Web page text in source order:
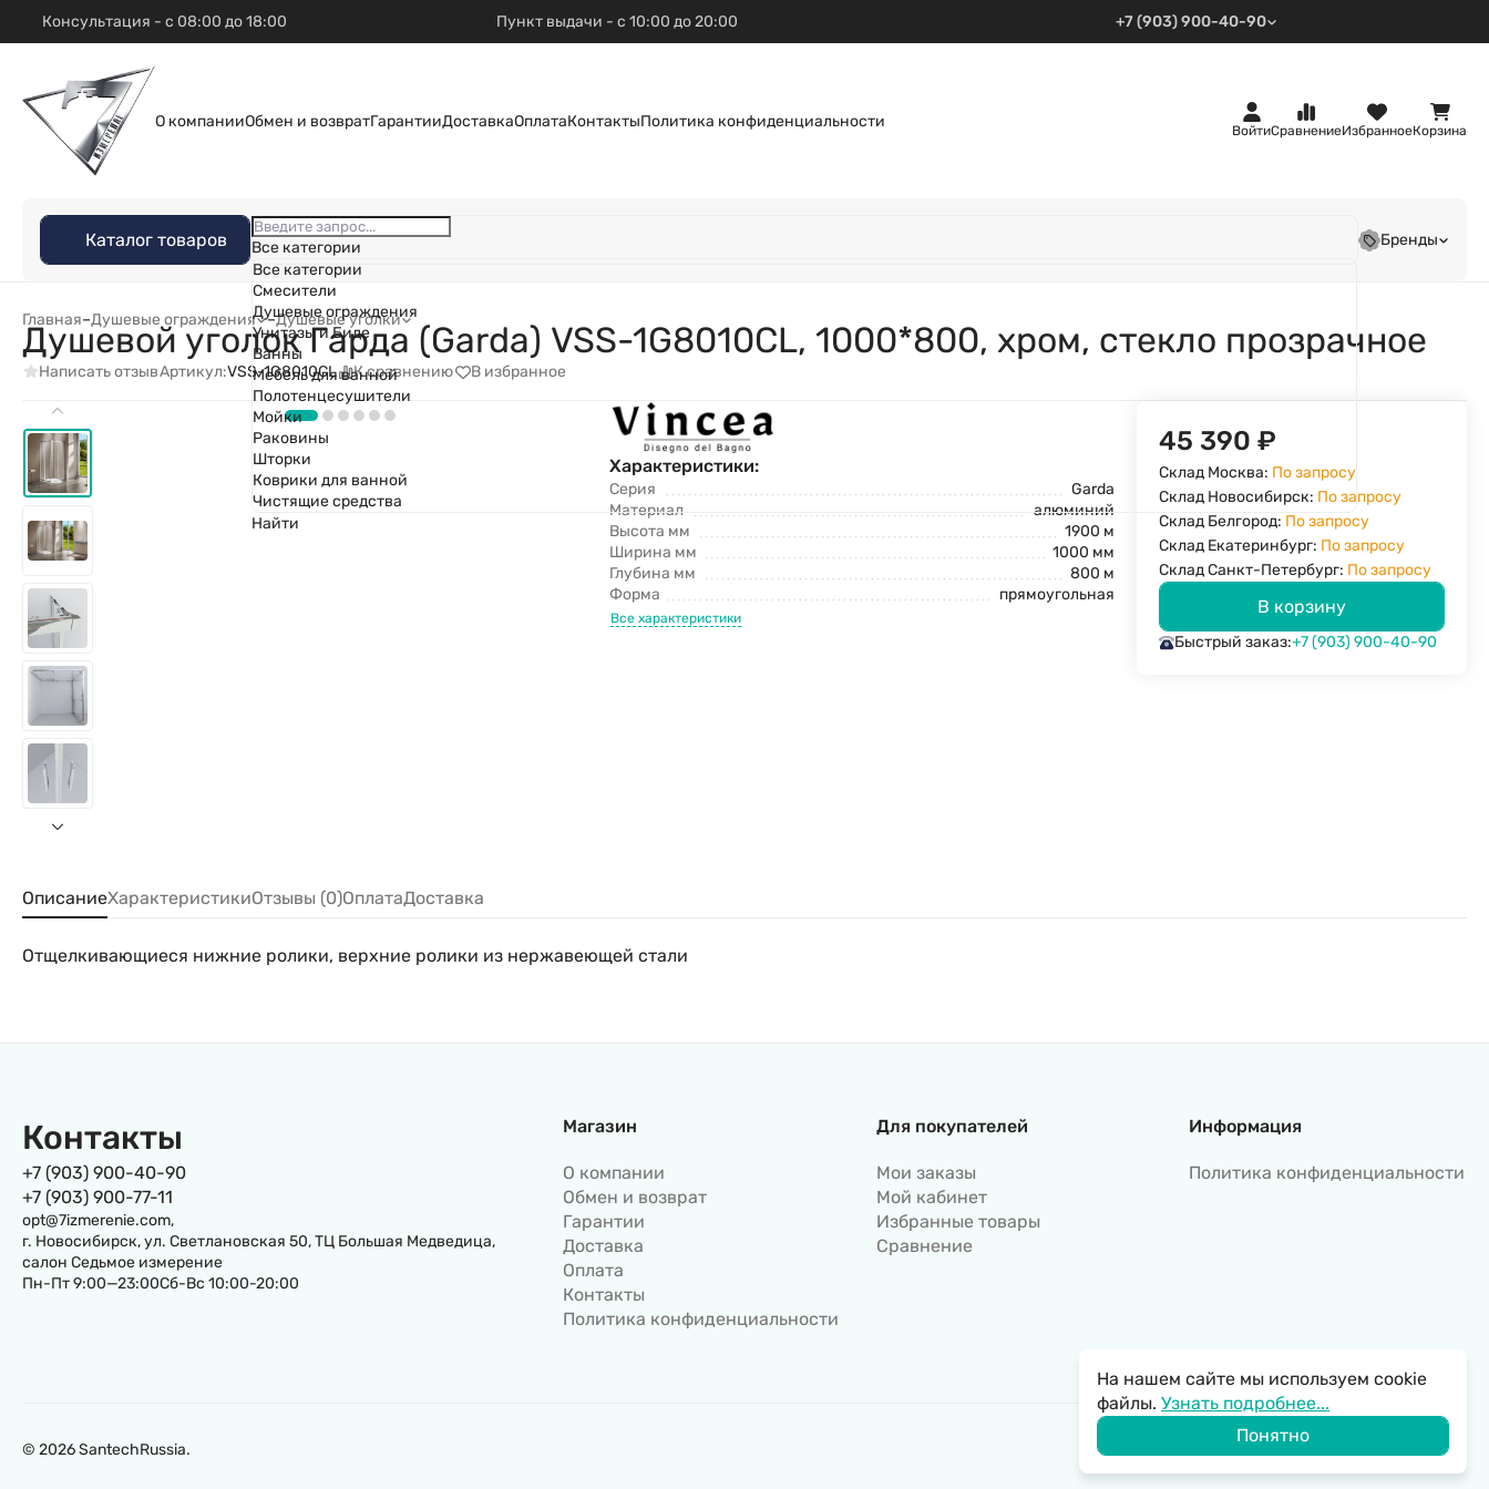
Консультация - с 08:00 до 18:00 Пункт выдачи - с 10:00 до 20:00 +7 (903) 900-40-90
О компанииОбмен и возвратГарантииДоставкаОплатаКонтактыПолитика конфиденциальности
ВойтиСравнениеИзбранноеКорзина
Каталог товаров
Все категории
Все категории
Смесители
Душевые ограждения
Унитазы и Биде
Ванны
Мебель для ванной
Полотенцесушители
Мойки
Раковины
Шторки
Коврики для ванной
Чистящие средства
Найти
Бренды
Главная–Душевые ограждения –Душевые уголки
Душевой уголок Гарда (Garda) VSS-1G8010CL, 1000*800, хром, стекло прозрачное
Написать отзывАртикул:VSS-1G8010CL К сравнению В избранное
Характеристики:
Серия
Garda
Материал
алюминий
Высота мм
1900 м
Ширина мм
1000 мм
Глубина мм
800 м
Форма
прямоугольная
Все характеристики
45 390₽
Склад Москва: По запросу
Склад Новосибирск: По запросу
Склад Белгород: По запросу
Склад Екатеринбург: По запросу
Склад Санкт-Петербург: По запросу
В корзину
Быстрый заказ:+7 (903) 900-40-90
ОписаниеХарактеристикиОтзывы (0)ОплатаДоставка
Отщелкивающиеся нижние ролики, верхние ролики из нержавеющей стали
Контакты
+7 (903) 900-40-90
+7 (903) 900-77-11
opt@7izmerenie.com,
г. Новосибирск, ул. Светлановская 50, ТЦ Большая Медведица,
салон Седьмое измерение
Пн-Пт 9:00—23:00Сб-Вс 10:00-20:00
Магазин
О компании
Обмен и возврат
Гарантии
Доставка
Оплата
Контакты
Политика конфиденциальности
Для покупателей
Мои заказы
Мой кабинет
Избранные товары
Сравнение
Информация
Политика конфиденциальности
© 2026 SantechRussia. Политика обработки персональных данных
На нашем сайте мы используем cookie
файлы. Узнать подробнее...
Понятно